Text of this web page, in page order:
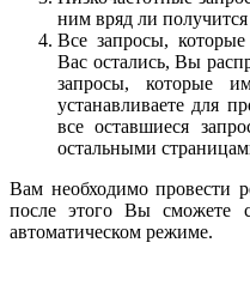
ним вряд ли
Все запросы,
Вас остались, Вы
запросы, которые
устанавливаете для
все оставшиеся
остальными
Вам необходимо провести
после этого Вы сможете
автоматическом режиме.